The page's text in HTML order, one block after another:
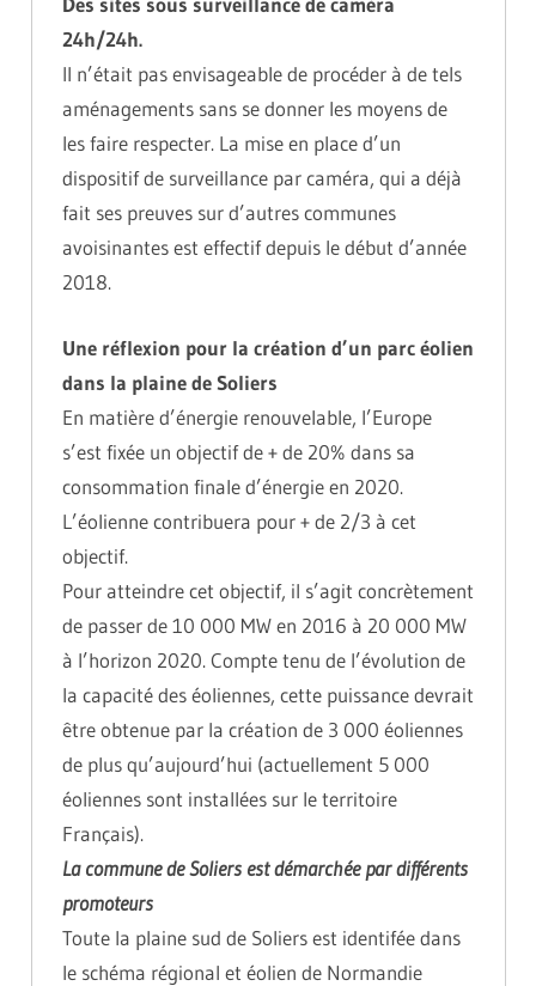
24h/24h.
Il n’était pas envisageable de procéder à de tels
aménagements sans se donner les moyens de
les faire respecter. La mise en place d’un
dispositif de surveillance par caméra, qui a déjà
fait ses preuves sur d’autres communes
avoisinantes est effectif depuis le début d’année
2018.
Une réflexion pour la création d’un parc éolien
dans la plaine de Soliers
En matière d’énergie renouvelable, l’Europe
s’est fixée un objectif de + de 20% dans sa
consommation finale d’énergie en 2020.
L’éolienne contribuera pour + de 2/3 à cet
objectif.
Pour atteindre cet objectif, il s’agit concrètement
de passer de 10 000 MW en 2016 à 20 000 MW
à l’horizon 2020. Compte tenu de l’évolution de
la capacité des éoliennes, cette puissance devrait
être obtenue par la création de 3 000 éoliennes
de plus qu’aujourd’hui (actuellement 5 000
éoliennes sont installées sur le territoire
Français).
La commune de Soliers est démarchée par différents
promoteurs
Toute la plaine sud de Soliers est identifée dans
le schéma régional et éolien de Normandie